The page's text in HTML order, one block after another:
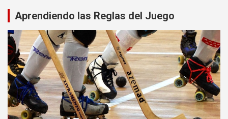
Aprendiendo las Reglas del Juego